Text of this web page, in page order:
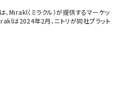
、Mirakl（ミラクル）が提供するマーケッ
は2024年2月、ニトリが同社プラット